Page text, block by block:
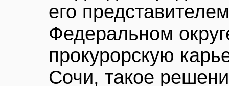
его
Федеральном
прокурорскую
Сочи, такое